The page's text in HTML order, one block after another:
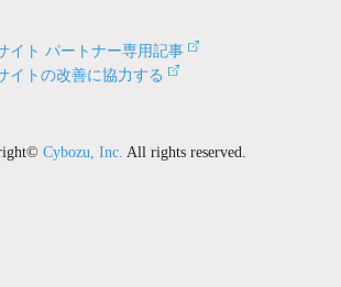
イト パートナー専用記事
イトの改善に協力する
Cybozu, Inc. All rights reserved.